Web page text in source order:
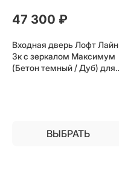
47 300 ₽
Входная дверь Лофт Лайн
3к с зеркалом Максимум
(Бетон темный / Дуб) для
ВЫБРАТЬ